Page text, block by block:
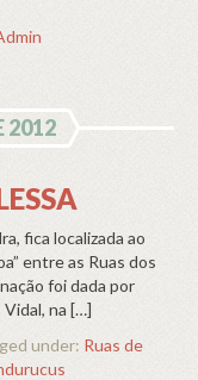
2012
fica localizada ao
entre as Ruas dos
foi dada por
na […]
under: Ruas de